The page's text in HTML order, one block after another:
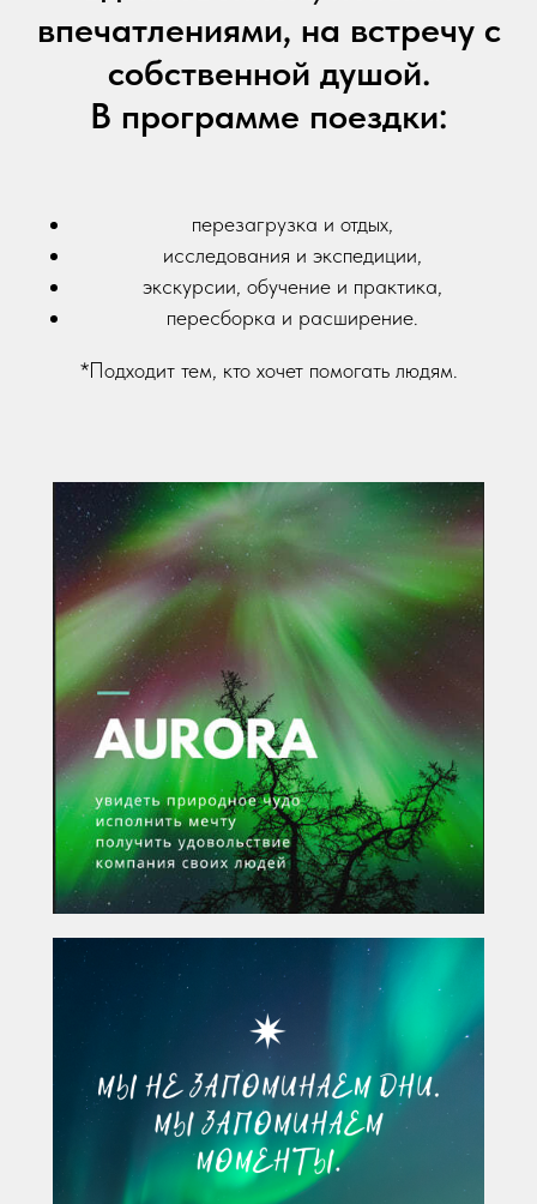
впечатлениями, на встречу с
собственной душой.
В программе поездки:
перезагрузка и отдых,
исследования и экспедиции,
экскурсии, обучение и практика,
пересборка и расширение.
*Подходит тем, кто хочет помогать людям.